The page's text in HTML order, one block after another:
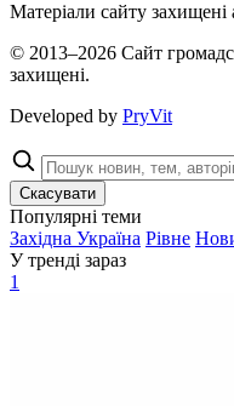
Матеріали сайту
© 2013–2026 Сайт
захищені.
Developed by PryVit
Скасувати
Популярні теми
Західна Україна Рівне
У тренді зараз
1